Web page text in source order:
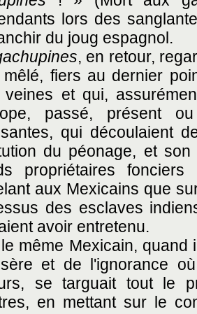
lors des
du joug espagnol.
, en retour,
mêlé, fiers au dernier
veines et qui,
passé, présent
qui découlaient
du péonage, et
propriétaires
aux Mexicains que
des esclaves
avoir entretenu.
même Mexicain,
et de l'ignorance
se targuait tout le
en mettant sur le